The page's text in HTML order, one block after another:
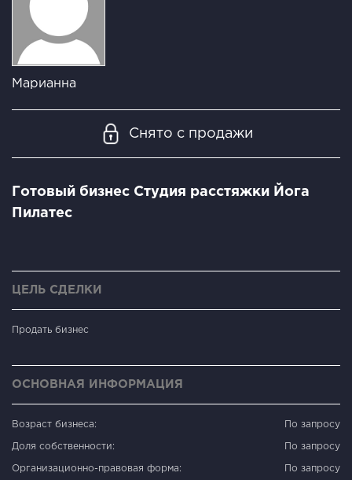
Марианна
Снято с продажи
Готовый бизнес Студия расстяжки Йога
Пилатес
ЦЕЛЬ СДЕЛКИ
Продать бизнес
ОСНОВНАЯ ИНФОРМАЦИЯ
Возраст бизнеса: По запросу
Доля собственности: По запросу
Организационно-правовая форма: По запросу